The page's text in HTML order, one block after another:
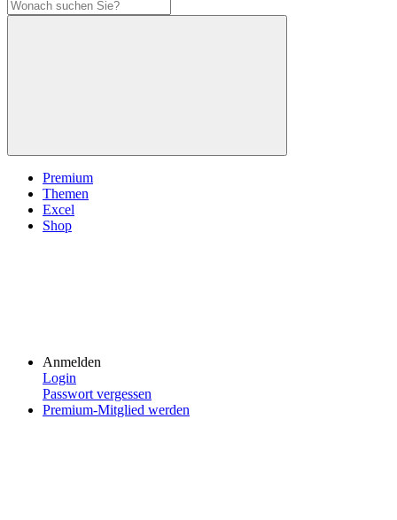
Premium
Themen
Excel
Shop
Anmelden
Login
Passwort vergessen
Premium-Mitglied werden